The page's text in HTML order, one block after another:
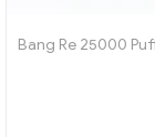
Bang Re 25000